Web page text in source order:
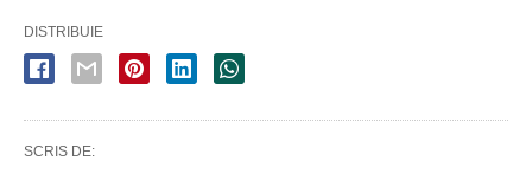
DISTRIBUIE
SCRIS DE: